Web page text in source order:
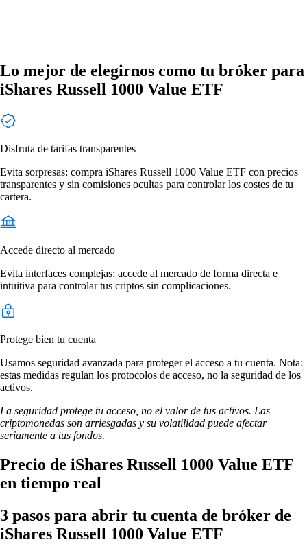
Lo mejor de elegirnos como tu bróker para
iShares Russell 1000 Value ETF
Disfruta de tarifas transparentes
Evita sorpresas: compra iShares Russell 1000 Value ETF con precios
transparentes y sin comisiones ocultas para controlar los costes de tu
cartera.
Accede directo al mercado
Evita interfaces complejas: accede al mercado de forma directa e
intuitiva para controlar tus criptos sin complicaciones.
Protege bien tu cuenta
Usamos seguridad avanzada para proteger el acceso a tu cuenta. Nota:
estas medidas regulan los protocolos de acceso, no la seguridad de los
activos.
La seguridad protege tu acceso, no el valor de tus activos. Las
criptomonedas son arriesgadas y su volatilidad puede afectar
seriamente a tus fondos.
Precio de iShares Russell 1000 Value ETF
en tiempo real
3 pasos para abrir tu cuenta de bróker de
iShares Russell 1000 Value ETF